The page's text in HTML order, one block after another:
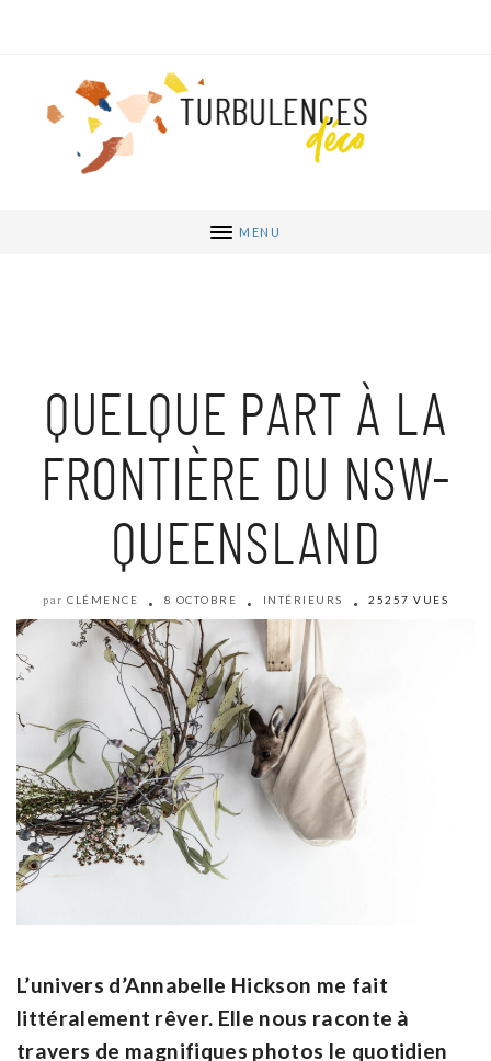
MENU
QUELQUE PART À LA
FRONTIÈRE DU NSW-
QUEENSLAND
par CLÉMENCE 8 OCTOBRE INTÉRIEURS 25257 VUES
L’univers d’Annabelle Hickson me fait
littéralement rêver. Elle nous raconte à
travers de magnifiques photos le quotidien